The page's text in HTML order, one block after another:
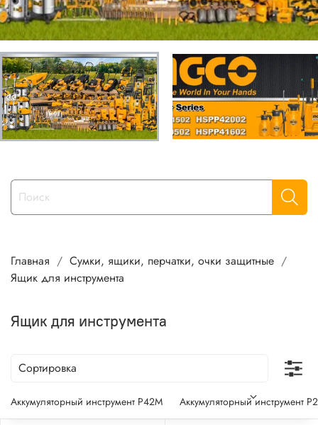
Главная
Сумки, ящики, перчатки, очки защитные
Ящик для инструмента
Ящик для инструмента
Аккумуляторный инструмент P42M Аккумуляторный инструмент